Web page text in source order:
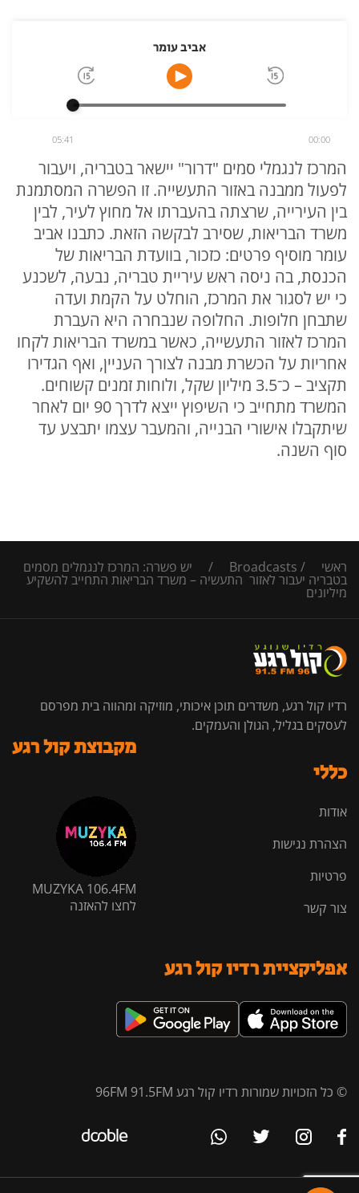
אביב עומר
00:00
05:41
המרכז לנגמלי סמים "דרור" יישאר בטבריה, ויעבור
לפעול ממבנה באזור התעשייה. זו הפשרה המסתמנת
בין העירייה, שרצתה בהעברתו אל מחוץ לעיר, לבין
משרד הבריאות, שסירב לבקשה הזאת. כתבנו אביב
עומר מוסיף פרטים: כזכור, בוועדת הבריאות של
הכנסת, בה ניסה ראש עיריית טבריה, נבעה, לשכנע
כי יש לסגור את המרכז, הוחלט על הקמת ועדה
שתבחן חלופות. החלופה שנבחרה היא העברת
המרכז לאזור התעשייה, כאשר במשרד הבריאות לקחו
אחריות על הכשרת מבנה לצורך העניין, ואף הגדירו
תקציב – כ־3.5 מיליון שקל, ולוחות זמנים קשוחים.
המשרד מתחייב כי השיפוץ ייצא לדרך 90 יום לאחר
שיתקבלו אישורי הבנייה, והמעבר עצמו יתבצע עד
סוף השנה.
ראשי /
Broadcasts
/ יש פשרה: המרכז לנגמלים מסמים
בטבריה יעבור לאזור התעשיה – משרד הבריאות התחייב להשקיע
מיליונים
רדיו קול רגע, משדרים תוכן איכותי, מוזיקה ומהווה בית מפרסם
לעסקים בגליל, הגולן והעמקים.
כללי
אודות
הצהרת נגישות
פרטיות
צור קשר
מקבוצת קול רגע
MUZYKA 106.4FM
לחצו להאזנה
אפליקציית רדיו קול רגע
© כל הזכויות שמורות רדיו קול רגע 96FM 91.5FM